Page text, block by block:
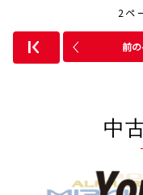
2ペ
前
中